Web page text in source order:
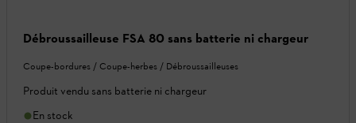
Débroussailleuse FSA 80 sans batterie ni chargeur
Coupe-bordures / Coupe-herbes / Débroussailleuses
Produit vendu sans batterie ni chargeur
En stock